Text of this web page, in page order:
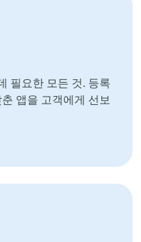
필요한 모든 것. 등록
앱을 고객에게 선보